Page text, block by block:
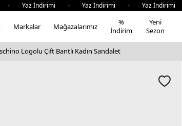
İndirimi - Yaz İndirimi - Yaz
Markalar Mağazalarımız
%
İndirim
Yeni
Sezon
Logolu Çift Bantlı Kadın Sandalet